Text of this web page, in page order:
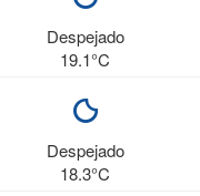
Despejado
19.1°C
Despejado
18.3°C